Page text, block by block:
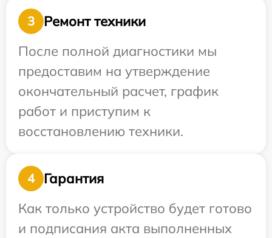
3
Ремонт техники
После полной диагностики мы
предоставим на утверждение
окончательный расчет, график
работ и приступим к
восстановлению техники.
4
Гарантия
Как только устройство будет готово
и подписания акта выполненных